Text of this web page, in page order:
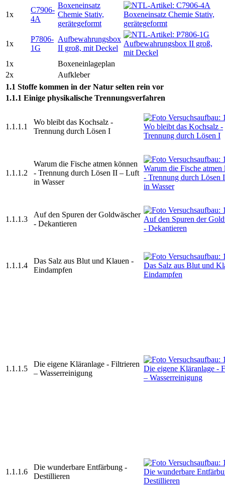
1x
C7906-
4A
Boxeneinsatz
Chemie Stativ,
gerätegeformt
1x
P7806-
1G
Aufbewahrungsbox
II groß, mit Deckel
1x
Boxeneinlageplan
2x
Aufkleber
1.1 Stoffe kommen in der Natur selten rein vor
1.1.1 Einige physikalische Trennungsverfahren
1.1.1.1
Wo bleibt das Kochsalz -
Trennung durch Lösen I
1.1.1.2
Warum die Fische atmen können
- Trennung durch Lösen II – Luft
in Wasser
1.1.1.3
Auf den Spuren der Goldwäscher
- Dekantieren
1.1.1.4
Das Salz aus Blut und Klauen -
Eindampfen
1.1.1.5
Die eigene Kläranlage - Filtrieren
– Wasserreinigung
1.1.1.6
Die wunderbare Entfärbung -
Destillieren